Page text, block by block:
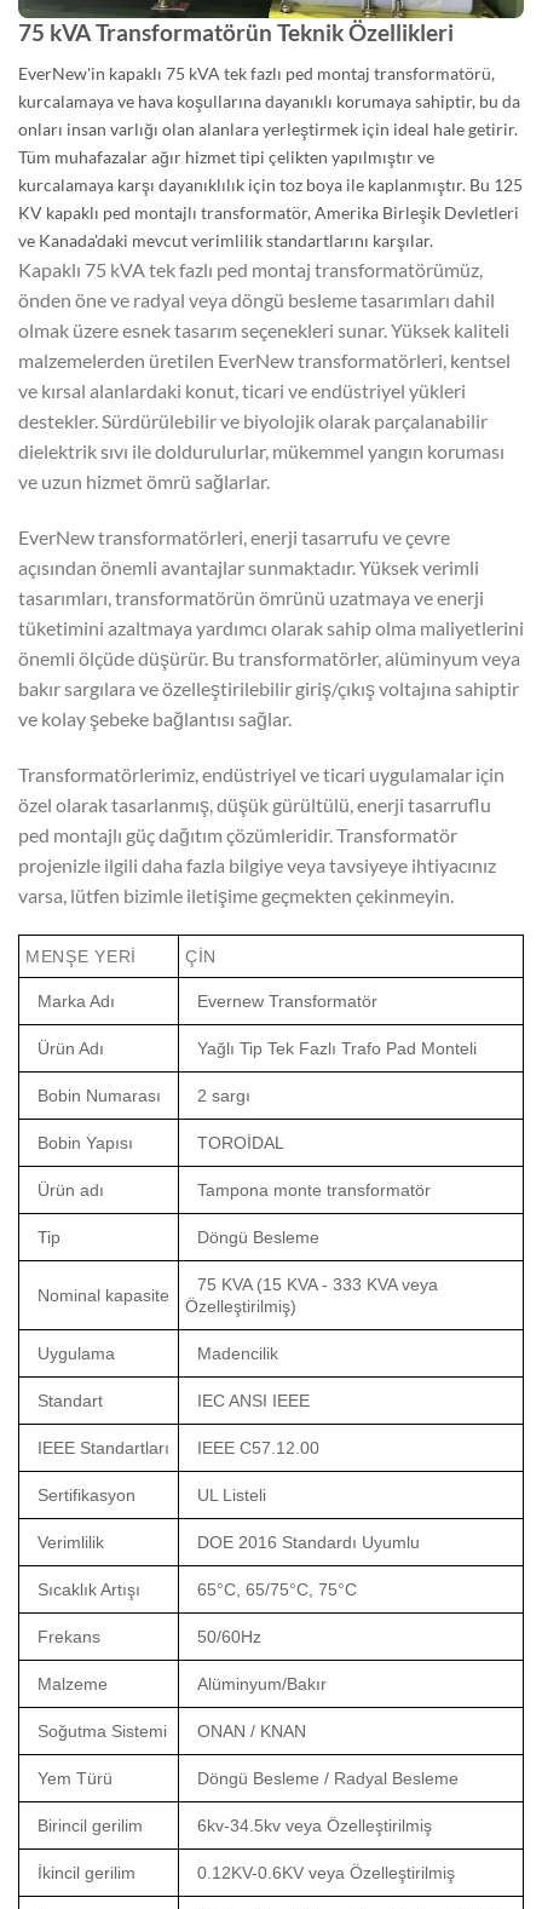
75 kVA Transformatörün Teknik Özellikleri
EverNew'in kapaklı 75 kVA tek fazlı ped montaj transformatörü,
kurcalamaya ve hava koşullarına dayanıklı korumaya sahiptir, bu da
onları insan varlığı olan alanlara yerleştirmek için ideal hale getirir.
Tüm muhafazalar ağır hizmet tipi çelikten yapılmıştır ve
kurcalamaya karşı dayanıklılık için toz boya ile kaplanmıştır. Bu 125
KV kapaklı ped montajlı transformatör, Amerika Birleşik Devletleri
ve Kanada'daki mevcut verimlilik standartlarını karşılar.
Kapaklı 75 kVA tek fazlı ped montaj transformatörümüz,
önden öne ve radyal veya döngü besleme tasarımları dahil
olmak üzere esnek tasarım seçenekleri sunar. Yüksek kaliteli
malzemelerden üretilen EverNew transformatörleri, kentsel
ve kırsal alanlardaki konut, ticari ve endüstriyel yükleri
destekler. Sürdürülebilir ve biyolojik olarak parçalanabilir
dielektrik sıvı ile doldurulurlar, mükemmel yangın koruması
ve uzun hizmet ömrü sağlarlar.
EverNew transformatörleri, enerji tasarrufu ve çevre
açısından önemli avantajlar sunmaktadır. Yüksek verimli
tasarımları, transformatörün ömrünü uzatmaya ve enerji
tüketimini azaltmaya yardımcı olarak sahip olma maliyetlerini
önemli ölçüde düşürür. Bu transformatörler, alüminyum veya
bakır sargılara ve özelleştirilebilir giriş/çıkış voltajına sahiptir
ve kolay şebeke bağlantısı sağlar.
Transformatörlerimiz, endüstriyel ve ticari uygulamalar için
özel olarak tasarlanmış, düşük gürültülü, enerji tasarruflu
ped montajlı güç dağıtım çözümleridir. Transformatör
projenizle ilgili daha fazla bilgiye veya tavsiyeye ihtiyacınız
varsa, lütfen bizimle iletişime geçmekten çekinmeyin.
MENŞE YERI ÇIN
Marka Adı Evernew Transformatör
Ürün Adı Yağlı Tip Tek Fazlı Trafo Pad Monteli
Bobin Numarası 2 sargı
Bobin Yapısı TOROİDAL
Ürün adı Tampona monte transformatör
Tip Döngü Besleme
Nominal kapasite
75 KVA (15 KVA - 333 KVA veya
Özelleştirilmiş)
Uygulama Madencilik
Standart IEC ANSI IEEE
IEEE Standartları IEEE C57.12.00
Sertifikasyon UL Listeli
Verimlilik DOE 2016 Standardı Uyumlu
Sıcaklık Artışı 65°C, 65/75°C, 75°C
Frekans 50/60Hz
Malzeme Alüminyum/Bakır
Soğutma Sistemi ONAN / KNAN
Yem Türü Döngü Besleme / Radyal Besleme
Birincil gerilim 6kv-34.5kv veya Özelleştirilmiş
İkincil gerilim 0.12KV-0.6KV veya Özelleştirilmiş